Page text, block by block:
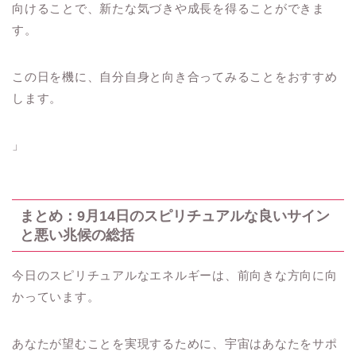
向けることで、新たな気づきや成長を得ることができま
す。
この日を機に、自分自身と向き合ってみることをおすすめ
します。
」
まとめ：9月14日のスピリチュアルな良いサイン
と悪い兆候の総括
今日のスピリチュアルなエネルギーは、前向きな方向に向
かっています。
あなたが望むことを実現するために、宇宙はあなたをサポ